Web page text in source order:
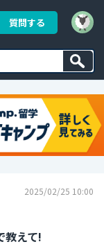
質問する
2025/02/25 10:00
教えて!